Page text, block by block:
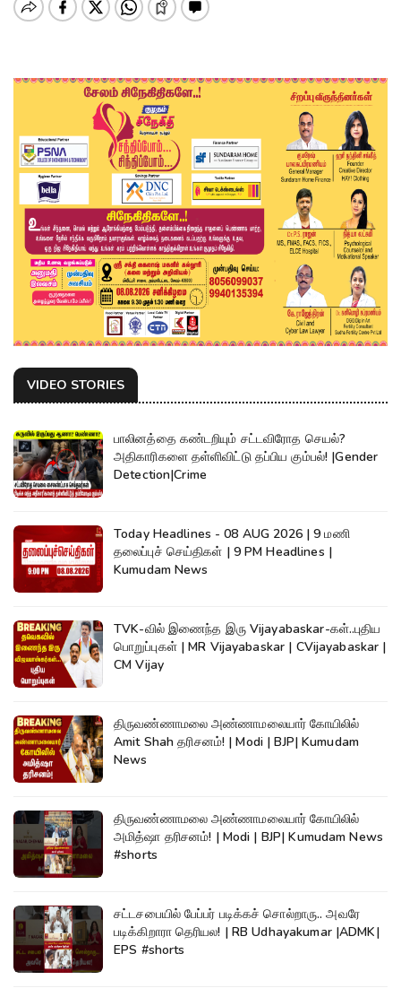
VIDEO STORIES
பாலினத்தை கண்டறியும் சட்டவிரோத செயல்?
அதிகாரிகளை தள்ளிவிட்டு தப்பிய கும்பல்! |Gender
Detection|Crime
Today Headlines - 08 AUG 2026 | 9 மணி
தலைப்புச் செய்திகள் | 9 PM Headlines |
Kumudam News
TVK-வில் இணைந்த இரு Vijayabaskar-கள்..புதிய
பொறுப்புகள் | MR Vijayabaskar | CVijayabaskar |
CM Vijay
திருவண்ணாமலை அண்ணாமலையார் கோயிலில்
Amit Shah தரிசனம்! | Modi | BJP| Kumudam
News
திருவண்ணாமலை அண்ணாமலையார் கோயிலில்
அமித்ஷா தரிசனம்! | Modi | BJP| Kumudam News
#shorts
சட்டசபையில் பேப்பர் படிக்கச் சொல்றாரு.. அவரே
படிக்கிறாரா தெரியல! | RB Udhayakumar |ADMK|
EPS #shorts